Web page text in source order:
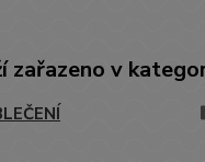
zařazeno v